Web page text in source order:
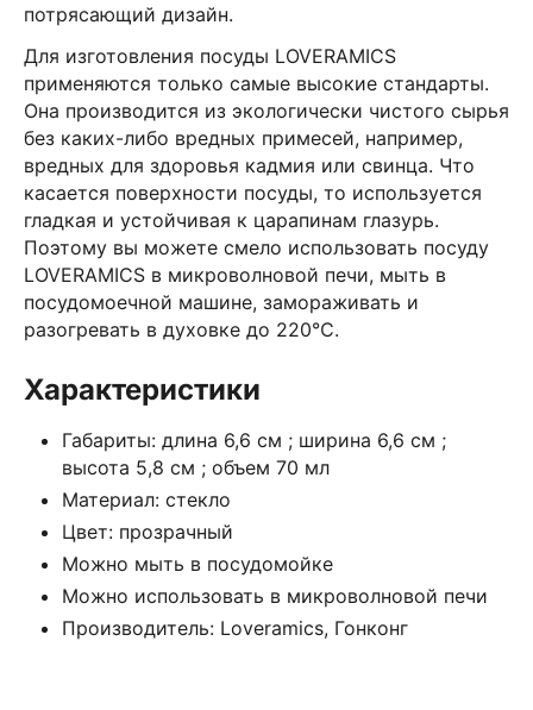
потрясающий дизайн.
Для изготовления посуды LOVERAMICS
применяются только самые высокие стандарты.
Она производится из экологически чистого сырья
без каких-либо вредных примесей, например,
вредных для здоровья кадмия или свинца. Что
касается поверхности посуды, то используется
гладкая и устойчивая к царапинам глазурь.
Поэтому вы можете смело использовать посуду
LOVERAMICS в микроволновой печи, мыть в
посудомоечной машине, замораживать и
разогревать в духовке до 220℃.
Характеристики
Габариты: длина 6,6 см ; ширина 6,6 см ;
высота 5,8 см ; объем 70 мл
Материал: стекло
Цвет: прозрачный
Можно мыть в посудомойке
Можно использовать в микроволновой печи
Производитель: Loveramics, Гонконг